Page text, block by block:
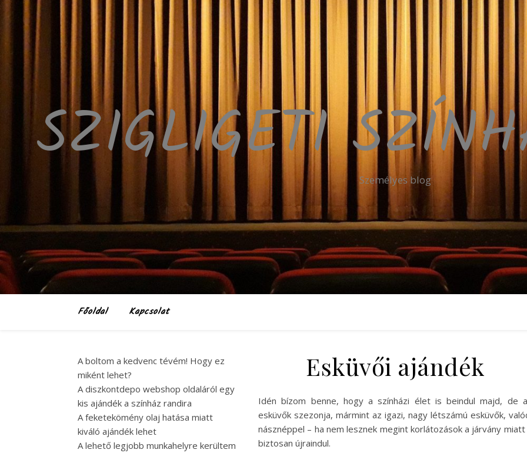
SZIGLIGETI Személyes blog
Főoldal Kapcsolat
A boltom a kedvenc tévém! Hogy ez
miként lehet?
A diszkontdepo webshop oldaláról egy
kis ajándék a színház randira
A feketekömény olaj hatása miatt
kiváló ajándék lehet
A lehető legjobb munkahelyre kerültem
Esküvői ajándék
Idén bízom benne, hogy a színházi élet is beindul majd, de
esküvők szezonja, mármint az igazi, nagy létszámú esküvők,
násznéppel – ha nem lesznek megint korlátozások a járvány miatt
biztosan újraindul.